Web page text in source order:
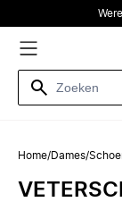
Home/Dames/